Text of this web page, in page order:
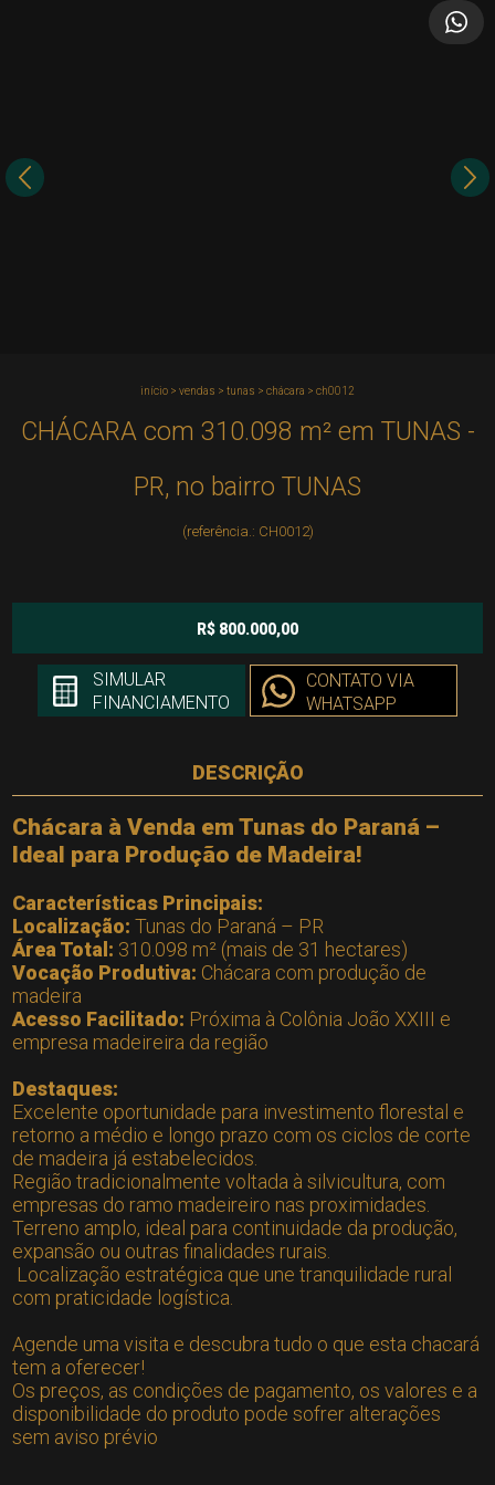
início > vendas > tunas > chácara > ch0012
CHÁCARA com 310.098 m² em TUNAS -
PR, no bairro TUNAS
(referência.: CH0012)
R$ 800.000,00
SIMULAR
FINANCIAMENTO
CONTATO VIA
WHATSAPP
DESCRIÇÃO
Chácara à Venda em Tunas do Paraná –
Ideal para Produção de Madeira!
Características Principais:
Localização: Tunas do Paraná – PR
Área Total: 310.098 m² (mais de 31 hectares)
Vocação Produtiva: Chácara com produção de
madeira
Acesso Facilitado: Próxima à Colônia João XXIII e
empresa madeireira da região
Destaques:
Excelente oportunidade para investimento florestal e
retorno a médio e longo prazo com os ciclos de corte
de madeira já estabelecidos.
Região tradicionalmente voltada à silvicultura, com
empresas do ramo madeireiro nas proximidades.
Terreno amplo, ideal para continuidade da produção,
expansão ou outras finalidades rurais.
Localização estratégica que une tranquilidade rural
com praticidade logística.
Agende uma visita e descubra tudo o que esta chacará
tem a oferecer!
Os preços, as condições de pagamento, os valores e a
disponibilidade do produto pode sofrer alterações
sem aviso prévio